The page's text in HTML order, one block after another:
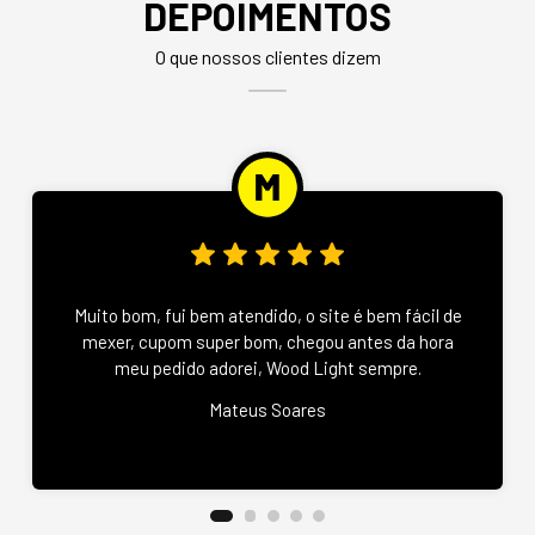
DEPOIMENTOS
O que nossos clientes dizem
Muito bom, fui bem atendido, o site é bem fácil de
mexer, cupom super bom, chegou antes da hora
meu pedido adorei, Wood Light sempre.
Mateus Soares